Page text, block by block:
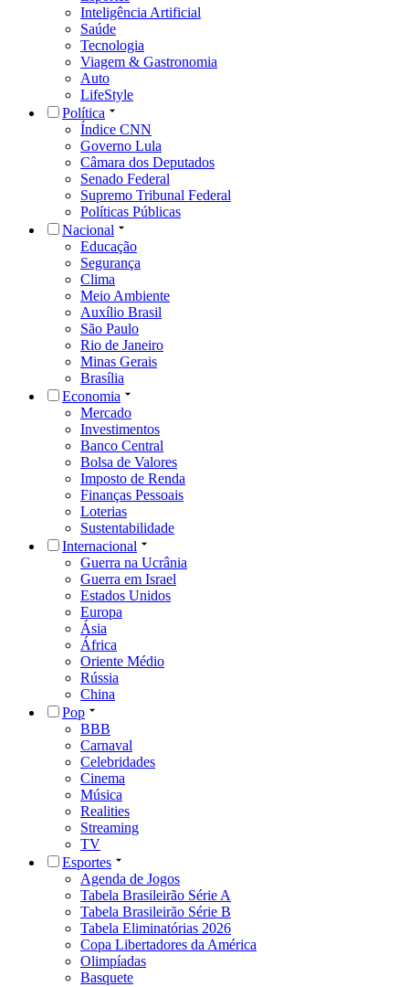
Inteligência Artificial
Saúde
Tecnologia
Viagem & Gastronomia
Auto
LifeStyle
Política
Índice CNN
Governo Lula
Câmara dos Deputados
Senado Federal
Supremo Tribunal Federal
Políticas Públicas
Nacional
Educação
Segurança
Clima
Meio Ambiente
Auxílio Brasil
São Paulo
Rio de Janeiro
Minas Gerais
Brasília
Economia
Mercado
Investimentos
Banco Central
Bolsa de Valores
Imposto de Renda
Finanças Pessoais
Loterias
Sustentabilidade
Internacional
Guerra na Ucrânia
Guerra em Israel
Estados Unidos
Europa
Ásia
África
Oriente Médio
Rússia
China
Pop
BBB
Carnaval
Celebridades
Cinema
Música
Realities
Streaming
TV
Esportes
Agenda de Jogos
Tabela Brasileirão Série A
Tabela Brasileirão Série B
Tabela Eliminatórias 2026
Copa Libertadores da América
Olimpíadas
Basquete